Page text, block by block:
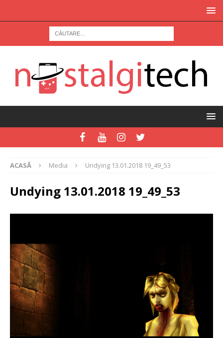
ACASĂ Media Undying 13.01.2018 19_49_53
Undying 13.01.2018 19_49_53